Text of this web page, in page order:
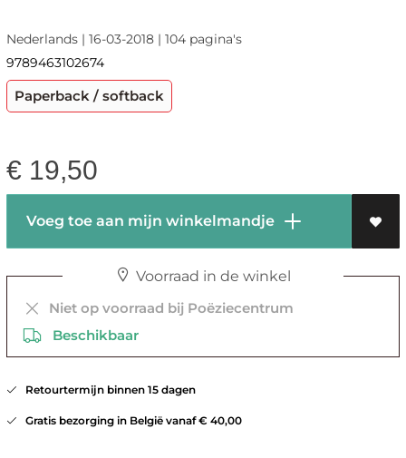
Nederlands | 16-03-2018 | 104 pagina's
9789463102674
Paperback / softback
€ 19,50
Voeg toe aan mijn winkelmandje
Voorraad in de winkel
Niet op voorraad bij Poëziecentrum
Beschikbaar
Retourtermijn binnen 15 dagen
Gratis bezorging in België vanaf € 40,00